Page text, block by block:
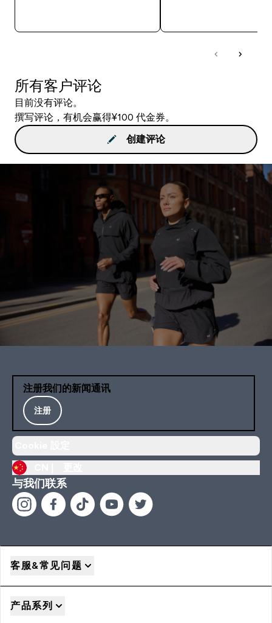
所有客户评论
目前没有评论。
撰写评论，有机会赢得¥100 代金券。
创建评论
注册我们的新闻通讯
注册
与我们联系
客服&常见问题
产品系列